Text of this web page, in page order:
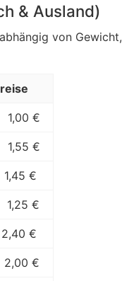
& Ausland)
von Gewicht,
1,00 €
1,55 €
1,45 €
1,25 €
2,40 €
2,00 €